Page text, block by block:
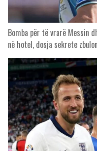
Bomba për të vrarë Messin
në hotel, dosja sekrete